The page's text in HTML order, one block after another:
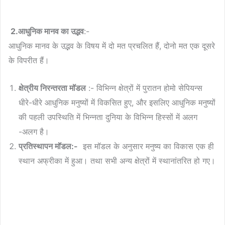
2.आधुनिक मानव का उद्भव:-
आधुनिक मानव के उद्भव के विषय में दो मत प्रचलित हैं, दोनो मत एक दूसरे
के विपरीत हैं।
क्षेत्रीय निरन्तरता मॉडल:- विभिन्न क्षेत्रों में पुरातन होमो सेपियन्स
धीरे-धीरे आधुनिक मनुष्यों में विकसित हुए, और इसलिए आधुनिक मनुष्यों
की पहली उपस्थिति में भिन्नता दुनिया के विभिन्न हिस्सों में अलग
-अलग है।
प्रतिस्थापन मॉडल:- इस मॉडल के अनुसार मनुष्य का विकास एक ही
स्थान अफ्रीका में हुआ। तथा सभी अन्य क्षेत्रों में स्थानांतरित हो गए।